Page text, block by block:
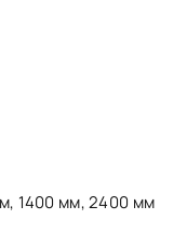
1400 мм, 2400 мм